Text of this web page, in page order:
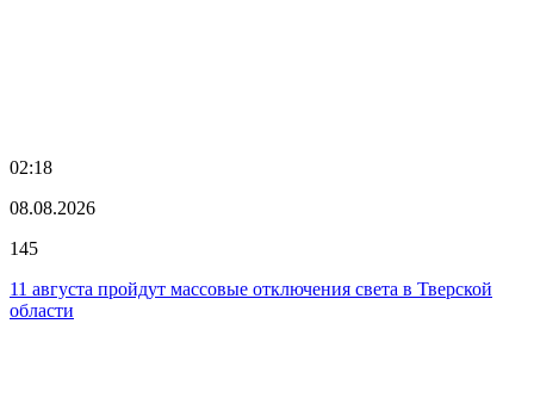
02:18
08.08.2026
145
11 августа пройдут массовые отключения света в Тверской
области